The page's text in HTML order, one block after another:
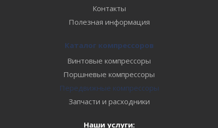
Контакты
Полезная информация
Каталог компрессоров
Винтовые компрессоры
Поршневые компрессоры
Передвижные компрессоры
Запчасти и расходники
Наши услуги: